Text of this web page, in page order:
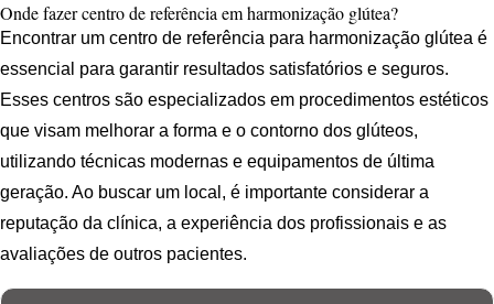
Onde fazer centro de referência em harmonização glútea?
Encontrar um centro de referência para harmonização glútea é
essencial para garantir resultados satisfatórios e seguros.
Esses centros são especializados em procedimentos estéticos
que visam melhorar a forma e o contorno dos glúteos,
utilizando técnicas modernas e equipamentos de última
geração. Ao buscar um local, é importante considerar a
reputação da clínica, a experiência dos profissionais e as
avaliações de outros pacientes.